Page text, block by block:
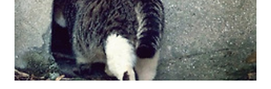
기에 도전..